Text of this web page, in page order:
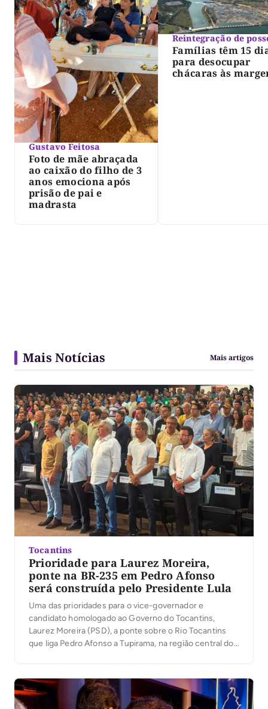
Gustavo Feitosa
Foto de mãe abraçada
ao caixão do filho de 3
anos emociona após
prisão de pai e
madrasta
Reintegração de
Famílias têm 15
para desocupar
chácaras às
Mais Notícias Mais artigos
Tocantins
Prioridade para Laurez Moreira,
ponte na BR-235 em Pedro Afonso
será construída pelo Presidente Lula
Uma das prioridades para o vice-governador e
candidato homologado ao Governo do Tocantins,
Laurez Moreira (PSD), a ponte sobre o Rio Tocantins
que liga Pedro Afonso a Tupirama, na região central do
importância da construção da ponte […]